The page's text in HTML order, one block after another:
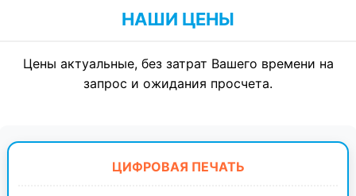
НАШИ ЦЕНЫ
Цены актуальные, без затрат Вашего времени на
запрос и ожидания просчета.
ЦИФРОВАЯ ПЕЧАТЬ